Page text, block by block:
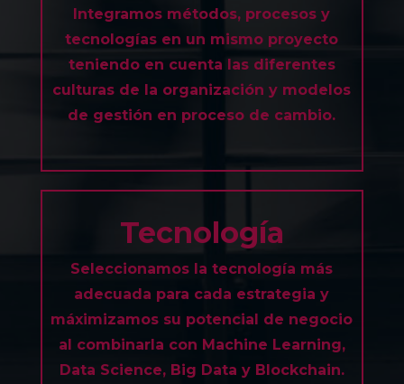
Integramos métodos, procesos y
tecnologías en un mismo proyecto
teniendo en cuenta las diferentes
culturas de la organización y modelos
de gestión en proceso de cambio.
Tecnología
Seleccionamos la tecnología más
adecuada para cada estrategia y
máximizamos su potencial de negocio
al combinarla con Machine Learning,
Data Science, Big Data y Blockchain.